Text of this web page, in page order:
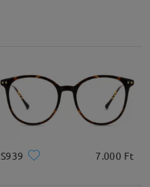
S939 7.000 Ft